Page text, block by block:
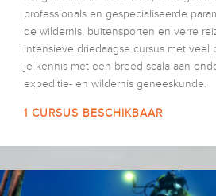
professionals en gespecialiseerde
de wildernis, buitensporten en verre
intensieve driedaagse cursus met veel
je kennis met een breed scala aan
expeditie- en wildernis geneeskunde.
1 CURSUS BESCHIKBAAR